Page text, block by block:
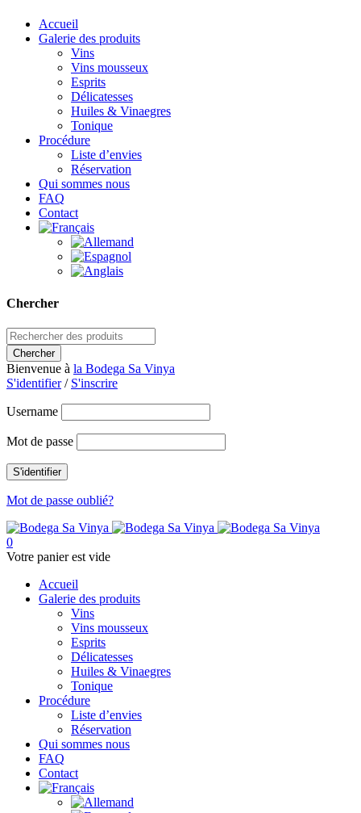
Accueil
Galerie des produits
Vins
Vins mousseux
Esprits
Délicatesses
Huiles & Vinaegres
Tonique
Procédure
Liste d’envies
Réservation
Qui sommes nous
FAQ
Contact
Chercher
Bienvenue à la Bodega Sa Vinya
S'identifier/ S'inscrire
Username
Mot de passe
Mot de passe oublié?
0
Votre panier est vide
Accueil
Galerie des produits
Vins
Vins mousseux
Esprits
Délicatesses
Huiles & Vinaegres
Tonique
Procédure
Liste d’envies
Réservation
Qui sommes nous
FAQ
Contact